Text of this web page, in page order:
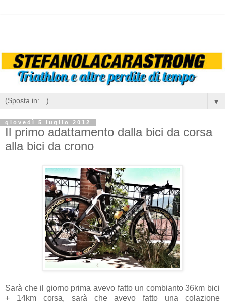
▼
giovedì 5 luglio 2012
Il primo adattamento dalla bici da corsa
alla bici da crono
Sarà che il giorno prima avevo fatto un combianto 36km bici
+ 14km corsa, sarà che avevo fatto una colazione